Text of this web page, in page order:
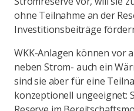
ohne Teilnahme an der
Investitionsbeiträge
WKK-Anlagen können vor
neben Strom- auch ein
sind sie aber für eine
konzeptionell ungeeignet: